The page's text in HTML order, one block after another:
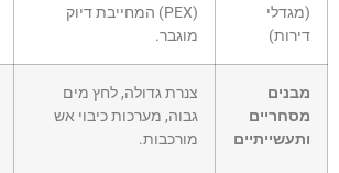
(מגדלי
דירות)
(PEX) המחייבת דיוק
מוגבר.
מבנים
מסחריים
ותעשייתיים
צנרת גדולה, לחץ מים
גבוה, מערכות כיבוי אש
מורכבות.